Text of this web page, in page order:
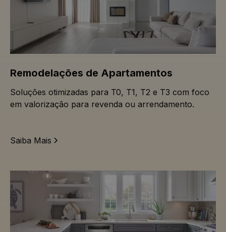
Remodelações de Apartamentos
Soluções otimizadas para T0, T1, T2 e T3 com foco
em valorização para revenda ou arrendamento.
Saiba Mais